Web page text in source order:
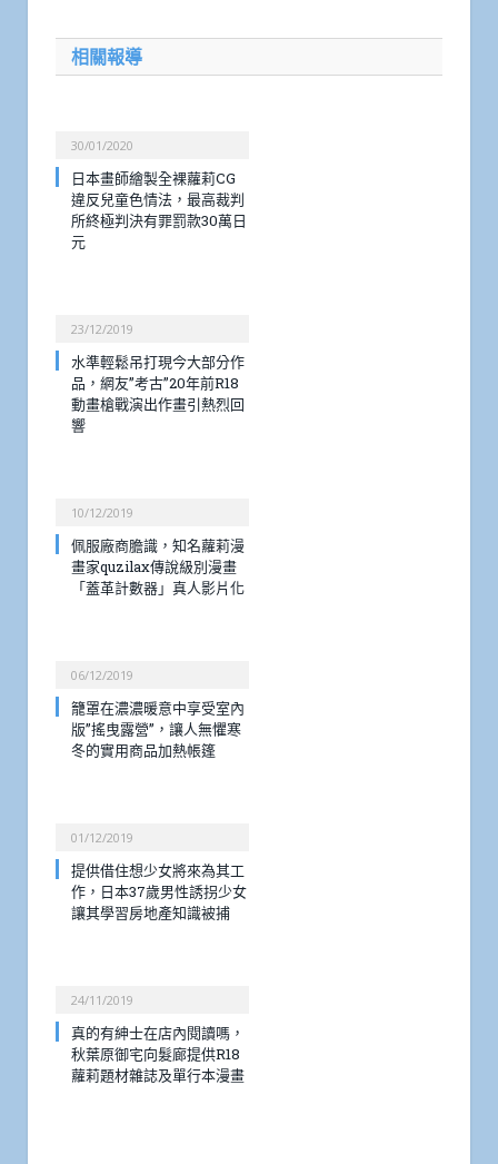
相關報導
30/01/2020
日本畫師繪製全裸蘿莉CG
違反兒童色情法，最高裁判
所終極判決有罪罰款30萬日
元
23/12/2019
水準輕鬆吊打現今大部分作
品，網友”考古”20年前R18
動畫槍戰演出作畫引熱烈回
響
10/12/2019
佩服廠商膽識，知名蘿莉漫
畫家quzilax傳說級別漫畫
「蓋革計數器」真人影片化
06/12/2019
籠罩在濃濃暖意中享受室內
版”搖曳露營”，讓人無懼寒
冬的實用商品加熱帳篷
01/12/2019
提供借住想少女將來為其工
作，日本37歲男性誘拐少女
讓其學習房地產知識被捕
24/11/2019
真的有紳士在店內閱讀嗎，
秋葉原御宅向髮廊提供R18
蘿莉題材雜誌及單行本漫畫